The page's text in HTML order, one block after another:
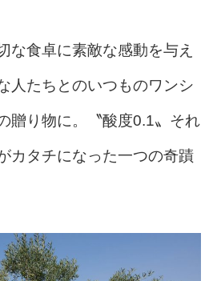
な食卓に素敵な感動を与え
人たちとのいつものワンシ
贈り物に。〝酸度0.1〟それ
カタチになった一つの奇蹟